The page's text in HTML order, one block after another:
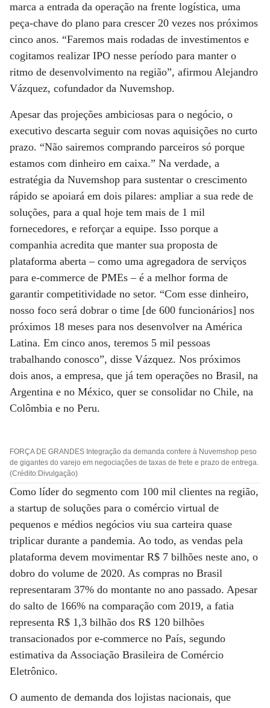
marca a entrada da operação na frente logística, uma
peça-chave do plano para crescer 20 vezes nos próximos
cinco anos. “Faremos mais rodadas de investimentos e
cogitamos realizar IPO nesse período para manter o
ritmo de desenvolvimento na região”, afirmou Alejandro
Vázquez, cofundador da Nuvemshop.
Apesar das projeções ambiciosas para o negócio, o
executivo descarta seguir com novas aquisições no curto
prazo. “Não sairemos comprando parceiros só porque
estamos com dinheiro em caixa.” Na verdade, a
estratégia da Nuvemshop para sustentar o crescimento
rápido se apoiará em dois pilares: ampliar a sua rede de
soluções, para a qual hoje tem mais de 1 mil
fornecedores, e reforçar a equipe. Isso porque a
companhia acredita que manter sua proposta de
plataforma aberta – como uma agregadora de serviços
para e-commerce de PMEs – é a melhor forma de
garantir competitividade no setor. “Com esse dinheiro,
nosso foco será dobrar o time [de 600 funcionários] nos
próximos 18 meses para nos desenvolver na América
Latina. Em cinco anos, teremos 5 mil pessoas
trabalhando conosco”, disse Vázquez. Nos próximos
dois anos, a empresa, que já tem operações no Brasil, na
Argentina e no México, quer se consolidar no Chile, na
Colômbia e no Peru.
FORÇA DE GRANDES Integração da demanda confere à Nuvemshop peso
de gigantes do varejo em negociações de taxas de frete e prazo de entrega.
(Crédito:Divulgação)
Como líder do segmento com 100 mil clientes na região,
a startup de soluções para o comércio virtual de
pequenos e médios negócios viu sua carteira quase
triplicar durante a pandemia. Ao todo, as vendas pela
plataforma devem movimentar R$ 7 bilhões neste ano, o
dobro do volume de 2020. As compras no Brasil
representaram 37% do montante no ano passado. Apesar
do salto de 166% na comparação com 2019, a fatia
representa R$ 1,3 bilhão dos R$ 120 bilhões
transacionados por e-commerce no País, segundo
estimativa da Associação Brasileira de Comércio
Eletrônico.
O aumento de demanda dos lojistas nacionais, que